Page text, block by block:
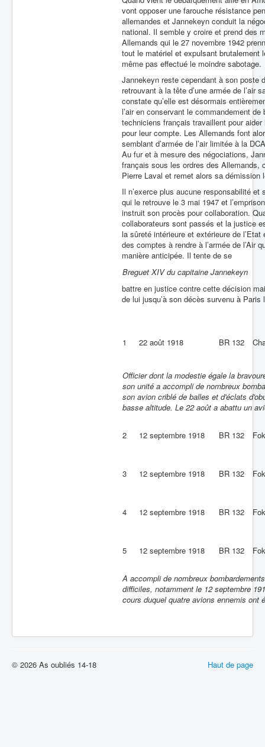
vont opposer une farouche résistance
allemandes et Jannekeyn conduit la
national. Il semble y croire et prend des
Allemands qui le 27 novembre 1942
tout le matériel et expulsant brutalement
même pas effectué le moindre sabotage.
Jannekeyn reste cependant à son poste
retrouvant à la tête d’une armée de l’air
constate qu’elle est désormais
l’air en conservant le commandement
techniciens français travaillent pour
pour leur compte. Les Allemands font
semblant d’armée de l’air limitée à la
Au fur et à mesure des négociations,
français sous les ordres des Allemands,
Pierre Laval et remet alors sa démission
Il n’exerce plus aucune responsabilité
qui le retrouve le 3 mai 1947 et
instruit son procès pour collaboration.
collaborateurs sont passés et la justice
la sûreté intérieure et extérieure de
des comptes à rendre à l’armée de l’Air
manière anticipée. Il tente de se
Breguet XIV du capitaine Jannekeyn
battre en justice contre cette décision
de lui jusqu’à son décès survenu à Paris
1 22 août 1918 BR 132
Officier dont la modestie égale la
son unité a accompli de nombreux
son avion criblé de balles et d'éclats
basse altitude. Le 22 août a abattu un
2 12 septembre 1918 BR 132
3 12 septembre 1918 BR 132
4 12 septembre 1918 BR 132
5 12 septembre 1918 BR 132
A accompli de nombreux
difficiles, notamment le 12 septembre
cours duquel quatre avions ennemis ont
Haut de page
© 2026 As oubliés 14-18